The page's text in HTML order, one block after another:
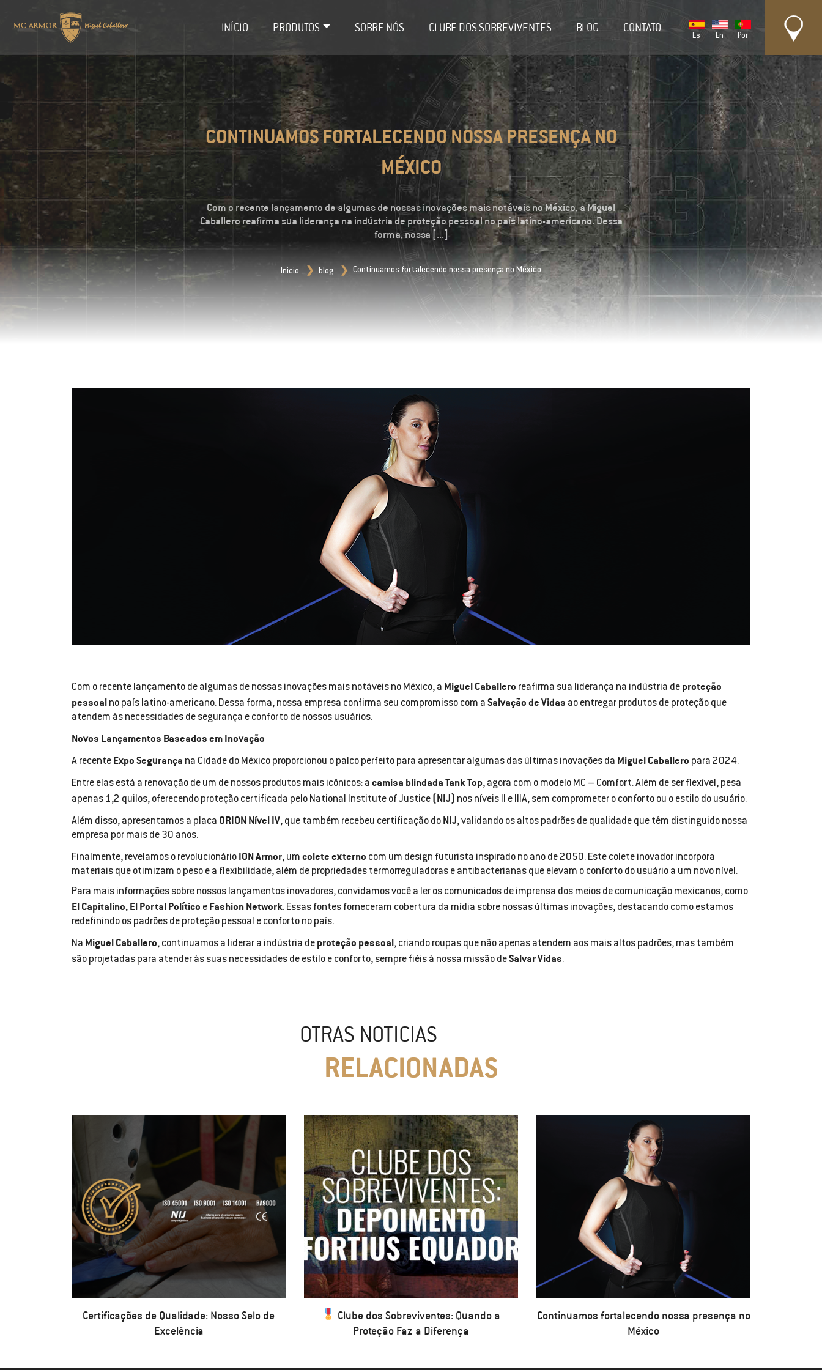
INÍCIO PRODUTOS SOBRE NÓS CLUBE DOS SOBREVIVENTES BLOG CONTATO
Es En Por
CONTINUAMOS FORTALECENDO NOSSA PRESENÇA NO
MÉXICO
Com o recente lançamento de algumas de nossas inovações mais notáveis no México, a Miguel
Caballero reafirma sua liderança na indústria de proteção pessoal no país latino-americano. Dessa
forma, nossa [...]
Inicio blog Continuamos fortalecendo nossa presença no México
Com o recente lançamento de algumas de nossas inovações mais notáveis no México, a Miguel Caballero reafirma sua liderança na indústria de proteção
pessoal no país latino-americano. Dessa forma, nossa empresa confirma seu compromisso com a Salvação de Vidas ao entregar produtos de proteção que
atendem às necessidades de segurança e conforto de nossos usuários.
Novos Lançamentos Baseados em Inovação
A recente Expo Segurança na Cidade do México proporcionou o palco perfeito para apresentar algumas das últimas inovações da Miguel Caballero para 2024.
Entre elas está a renovação de um de nossos produtos mais icônicos: a camisa blindadaTank Top, agora com o modelo MC – Comfort. Além de ser flexível, pesa
apenas 1,2 quilos, oferecendo proteção certificada pelo National Institute of Justice (NIJ) nos níveis II e IIIA, sem comprometer o conforto ou o estilo do usuário.
Além disso, apresentamos a placa ORION Nível IV, que também recebeu certificação do NIJ, validando os altos padrões de qualidade que têm distinguido nossa
empresa por mais de 30 anos.
Finalmente, revelamos o revolucionário ION Armor, um colete externo com um design futurista inspirado no ano de 2050. Este colete inovador incorpora
materiais que otimizam o peso e a flexibilidade, além de propriedades termorreguladoras e antibacterianas que elevam o conforto do usuário a um novo nível.
Para mais informações sobre nossos lançamentos inovadores, convidamos você a ler os comunicados de imprensa dos meios de comunicação mexicanos, como
El Capitalino,El Portal Político e Fashion Network. Essas fontes forneceram cobertura da mídia sobre nossas últimas inovações, destacando como estamos
redefinindo os padrões de proteção pessoal e conforto no país.
Na Miguel Caballero, continuamos a liderar a indústria de proteção pessoal, criando roupas que não apenas atendem aos mais altos padrões, mas também
são projetadas para atender às suas necessidades de estilo e conforto, sempre fiéis à nossa missão deSalvar Vidas.
OTRAS NOTICIAS
RELACIONADAS
Certificações de Qualidade: Nosso Selo de
Excelência
Clube dos Sobreviventes: Quando a
Proteção Faz a Diferença
Continuamos fortalecendo nossa presença no
México